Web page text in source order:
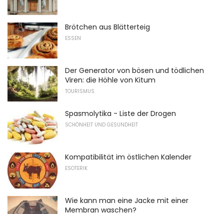
Brötchen aus Blätterteig
ESSEN
Der Generator von bösen und tödlichen
Viren: die Höhle von Kitum
TOURISMUS
Spasmolytika - Liste der Drogen
SCHÖNHEIT UND GESUNDHEIT
Kompatibilität im östlichen Kalender
ESOTERIK
Wie kann man eine Jacke mit einer
Membran waschen?